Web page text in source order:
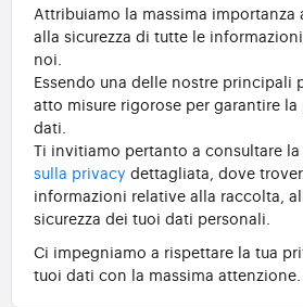
Attribuiamo la massima importanza
alla sicurezza di tutte le
noi.
Essendo una delle nostre principali
atto misure rigorose per garantire
dati.
Ti invitiamo pertanto a consultare la
sulla privacy dettagliata, dove
informazioni relative alla raccolta,
sicurezza dei tuoi dati personali.
Ci impegniamo a rispettare la tua
tuoi dati con la massima attenzione.